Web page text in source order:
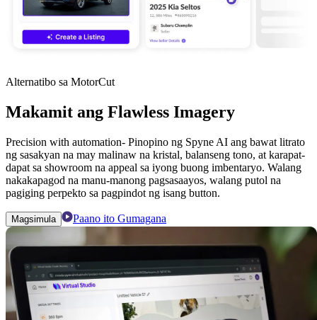
Alternatibo sa MotorCut
Makamit ang Flawless Imagery
Precision with automation- Pinopino ng Spyne AI ang bawat litrato
ng sasakyan na may malinaw na kristal, balanseng tono, at karapat-
dapat sa showroom na appeal sa iyong buong imbentaryo. Walang
nakakapagod na manu-manong pagsasaayos, walang putol na
pagiging perpekto sa pagpindot ng isang button.
Magsimula Paano ito Gumagana